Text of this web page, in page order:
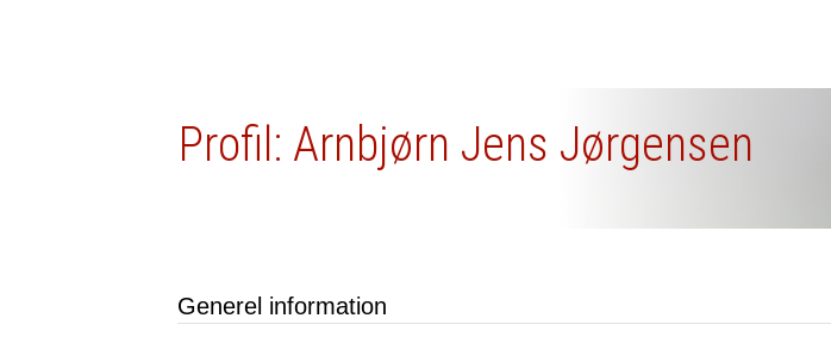
Profil: Arnbjørn Jens Jørgensen
Generel information